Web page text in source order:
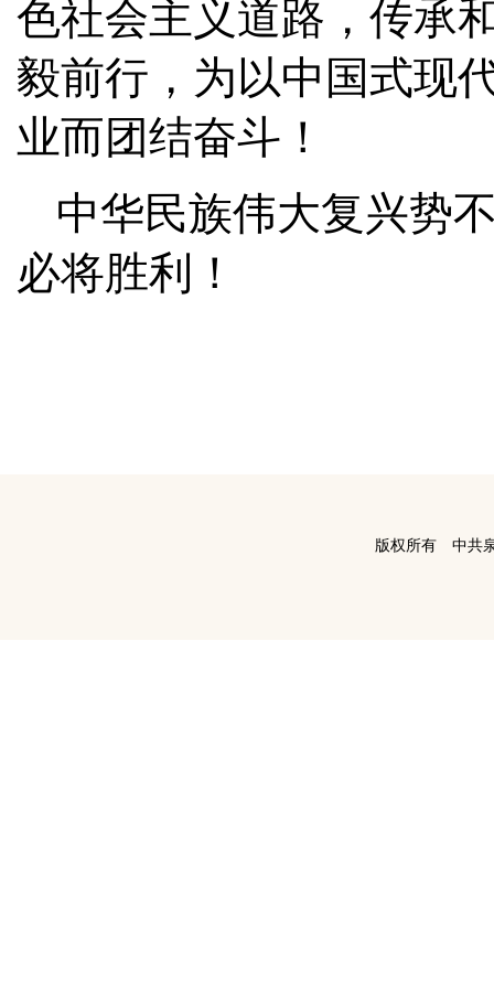
色社会主义道路，传承
毅前行，为以中国式现
业而团结奋斗！
中华民族伟大复兴势
必将胜利！
版权所有 中共